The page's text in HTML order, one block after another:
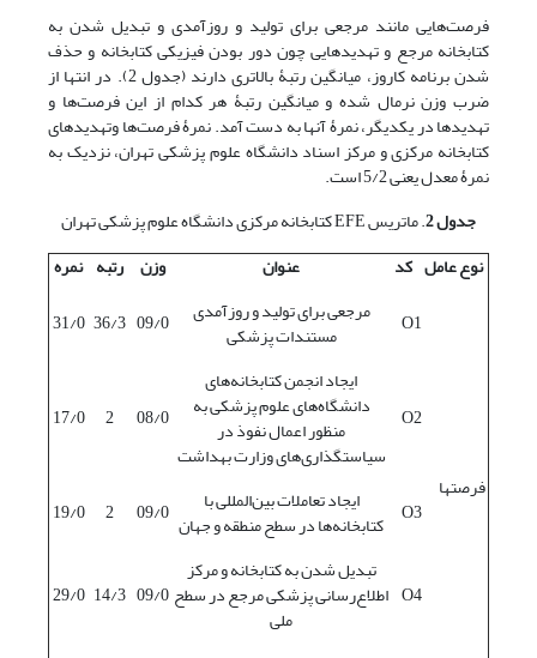
فرصت‌هایی مانند مرجعی برای تولید و روزآمدی و تبدیل شدن به
کتابخانه مرجع و تهدیدهایی چون دور بودن فیزیکی کتابخانه و حذف
شدن برنامه کاروز، میانگین رتبۀ بالاتری دارند (جدول 2). در انتها از
ضرب وزن نرمال شده و میانگین رتبۀ هر کدام از این فرصت‌ها و
تهدیدها در یکدیگر، نمرۀ آنها به دست آمد. نمرۀ فرصت‌ها وتهدیدهای
کتابخانه مرکزی و مرکز اسناد دانشگاه علوم پزشکی تهران، نزدیک به
نمرۀ معدل یعنی 5/2 است.
جدول 2 . ماتریس EFE کتابخانه مرکزی دانشگاه علوم پزشکی تهران
نوع عامل کد عنوان وزن رتبه نمره
فرصتها
O1 مرجعی برای تولید و روزآمدی
مستندات پزشکی 09/0
36/3
31/0
O2
ایجاد انجمن کتابخانه‌های
دانشگاه‌های علوم پزشکی به
منظور اعمال نفوذ در
سیاستگذاری‌های وزارت بهداشت
08/0
2
17/0
O3 ایجاد تعاملات بین‌المللی با
کتابخانه‌ها در سطح منطقه و جهان 09/0
2
19/0
O4
تبدیل شدن به کتابخانه و مرکز
اطلاع‌رسانی پزشکی مرجع در سطح
ملی
09/0
14/3
29/0